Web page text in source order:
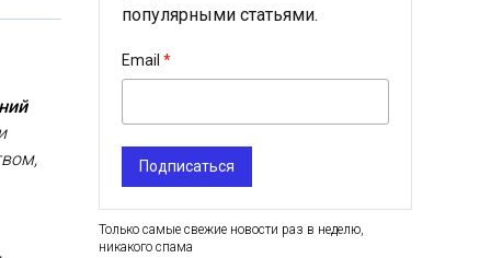
популярными статьями.
Email
Подписаться
Только самые свежие новости раз в неделю,
никакого спама